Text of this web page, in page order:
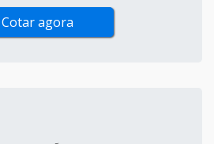
Cotar agora